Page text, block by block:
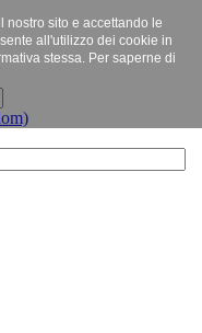
nostro sito e accettando le
all'utilizzo dei cookie in
stessa. Per saperne di